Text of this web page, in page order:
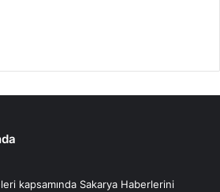
kapsamında Sakarya Haberlerini